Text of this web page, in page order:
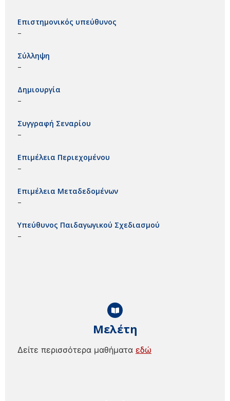
Μελέτη
Δείτε περισσότερα μαθήματα εδώ
Επιστημονικός υπεύθυνος
–
Σύλληψη
–
Δημιουργία
–
Συγγραφή Σεναρίου
–
Επιμέλεια Περιεχομένου
–
Επιμέλεια Μεταδεδομένων
–
Υπεύθυνος Παιδαγωγικού Σχεδιασμού
–